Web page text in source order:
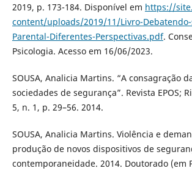
2019, p. 173-184. Disponível em https://
content/uploads/2019/11/Livro-
Parental-Diferentes-Perspectivas.pdf.
Psicologia. Acesso em 16/06/2023.
SOUSA, Analicia Martins. “A consagração
sociedades de segurança”. Revista EPOS;
5, n. 1, p. 29–56. 2014.
SOUSA, Analicia Martins. Violência e
produção de novos dispositivos de
contemporaneidade. 2014. Doutorado (em